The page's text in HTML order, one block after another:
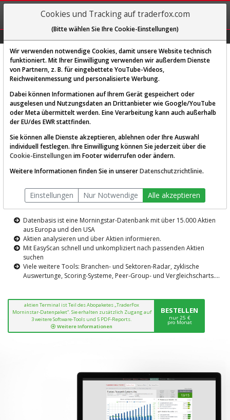
REGIS-
TRIEREN
Diese Funktion ist nur für
AKTIEN-TERMINAL
Die Aktienanalyse-Plattform von
TraderFox
Datenbasis ist eine Morningstar-Datenbank mit über 15.000 Aktien
aus Europa und den USA
Aktien analysieren und über Aktien informieren.
Mit EasyScan schnell und unkompliziert nach passenden Aktien
suchen
Viele weitere Tools: Branchen- und Sektoren-Radar, zyklische
Auswertunge, Scoring-Systeme, Peer-Group- und Vergleichscharts....
aktien Terminal ist Teil des Abopaketes „TraderFox
Morninstar-Datenpaket“. Sie erhalten zusätzlich Zugang auf
3 weitere Software-Tools und 5 PDF-Reports.
Weitere Informationen
BESTELLEN
nur 25 €
pro Monat
Cookies und Tracking auf traderfox.com
(Bitte wählen Sie Ihre Cookie-Einstellungen)
Wir verwenden notwendige Cookies, damit unsere Website technisch
funktioniert. Mit Ihrer Einwilligung verwenden wir außerdem Dienste
von Partnern, z. B. für eingebettete YouTube-Videos,
Reichweitenmessung und personalisierte Werbung.
Dabei können Informationen auf Ihrem Gerät gespeichert oder
ausgelesen und Nutzungsdaten an Drittanbieter wie Google/YouTube
oder Meta übermittelt werden. Eine Verarbeitung kann auch außerhalb
der EU/des EWR stattfinden.
Sie können alle Dienste akzeptieren, ablehnen oder Ihre Auswahl
individuell festlegen. Ihre Einwilligung können Sie jederzeit über die
Cookie-Einstellungen im Footer widerrufen oder ändern.
Weitere Informationen finden Sie in unsererDatenschutzrichtlinie.
Einstellungen Nur Notwendige Alle akzeptieren